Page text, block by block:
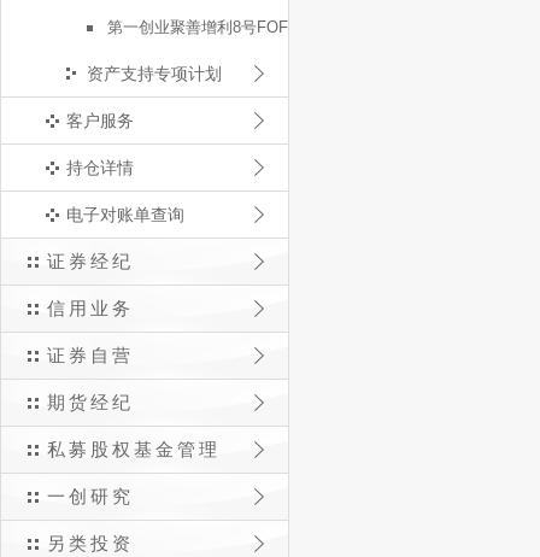
第一创业聚善增利8号FOF
资产支持专项计划
客户服务
持仓详情
电子对账单查询
证券经纪
信用业务
证券自营
期货经纪
私募股权基金管理
一创研究
另类投资